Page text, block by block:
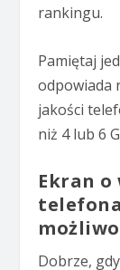
rankingu.
Pamiętaj
odpowiada
jakości
niż 4 lub 6
Ekran o
Dobrze,